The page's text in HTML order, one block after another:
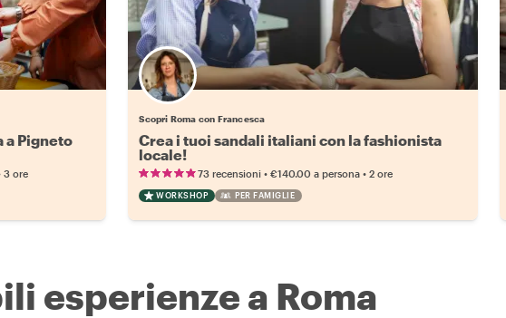
a Pigneto
3 ore
Scopri Roma con Francesca
Crea i tuoi sandali italiani con la fashionista
locale!
73 recensioni •€140.00 a persona •2 ore
WORKSHOP PER FAMIGLIE
esperienze a Roma